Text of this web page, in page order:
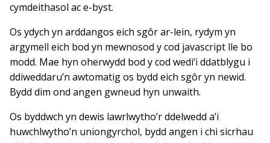
cymdeithasol ac e-byst.
Os ydych yn arddangos eich sgôr ar-lein, rydym yn
argymell eich bod yn mewnosod y cod javascript lle bo
modd. Mae hyn oherwydd bod y cod wedi’i ddatblygu i
ddiweddaru’n awtomatig os bydd eich sgôr yn newid.
Bydd dim ond angen gwneud hyn unwaith.
Os byddwch yn dewis lawrlwytho’r ddelwedd a’i
huwchlwytho’n uniongyrchol, bydd angen i chi sicrhau